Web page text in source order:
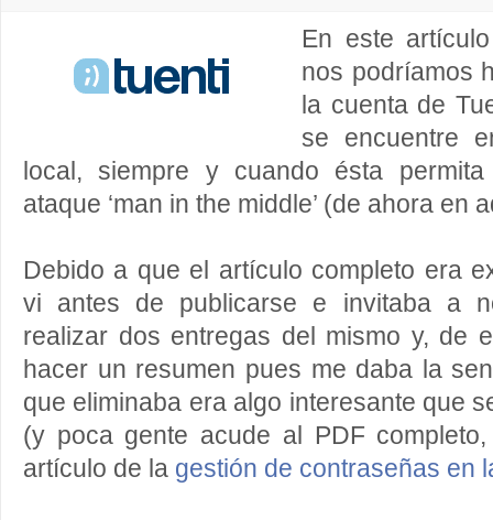
En este
nos podríamos
la cuenta de
se encuentre
local, siempre y cuando ésta
ataque ‘man in the middle’ (de ahora en
Debido a que el artículo completo era
vi antes de publicarse e invitaba a
realizar dos entregas del mismo y, de
hacer un resumen pues me daba la
que eliminaba era algo interesante que
(y poca gente acude al PDF
artículo de la gestión de contraseñas en